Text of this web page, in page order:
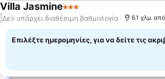
Villa Jasmine3 ΑστέριαΕμφάνιση τιμών
/Δεν υπάρχει διαθέσιμη βαθμολογία 6.1 χλμ.
Επιλέξτε ημερομηνίες, για να δείτε τις